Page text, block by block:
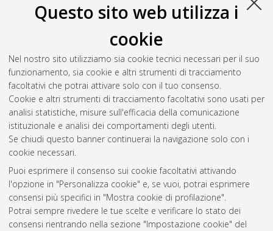
Questo sito web utilizza i
cookie
Nel nostro sito utilizziamo sia cookie tecnici necessari per il suo
funzionamento, sia cookie e altri strumenti di tracciamento
facoltativi che potrai attivare solo con il tuo consenso.
Cookie e altri strumenti di tracciamento facoltativi sono usati per
analisi statistiche, misure sull'efficacia della comunicazione
istituzionale e analisi dei comportamenti degli utenti.
Se chiudi questo banner continuerai la navigazione solo con i
cookie necessari.
Puoi esprimere il consenso sui cookie facoltativi attivando
l'opzione in "Personalizza cookie" e, se vuoi, potrai esprimere
consensi più specifici in "Mostra cookie di profilazione".
Potrai sempre rivedere le tue scelte e verificare lo stato dei
consensi rientrando nella sezione "Impostazione cookie" del
expansion of human regulatory T cells for their in vivo
application in the induction of tolerance in haematopoietic
stem cell and solid organ transplantation
Alma Mater Studiorum Università di Bologna. Dottorato di
ricerca inScienze biomediche, 27 Ciclo. DOI
10.6092/unibo/amsdottorato/6784.
Questa lista e' stata generata il Thu Aug 6 20:33:23 2026
Atom
Rss 1.0
Rss 2.0